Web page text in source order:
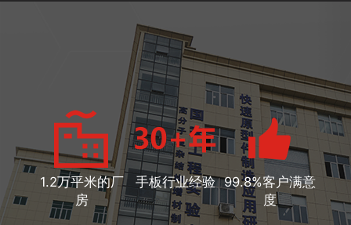
1.2万平米的厂
房
手板行业经验 99.8%客户满意
度